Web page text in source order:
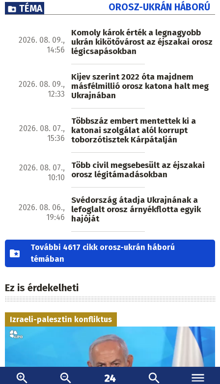
TÉMA OROSZ-UKRÁN HÁBORÚ
2026. 08. 09.,
14:56
Komoly károk érték a legnagyobb
ukrán kikötővárost az éjszakai orosz
légicsapásokban
2026. 08. 09.,
12:33
Kijev szerint 2022 óta majdnem
másfélmillió orosz katona halt meg
Ukrajnában
2026. 08. 07.,
15:36
Többszáz embert mentettek ki a
katonai szolgálat alól korrupt
toborzótisztek Kárpátalján
2026. 08. 07.,
10:10
Több civil megsebesült az éjszakai
orosz légitámadásokban
2026. 08. 06.,
19:46
Svédország átadja Ukrajnának a
lefoglalt orosz árnyékflotta egyik
hajóját
További 4617 cikk orosz-ukrán háború
témában
Ez is érdekelheti
Izraeli-palesztin konfliktus